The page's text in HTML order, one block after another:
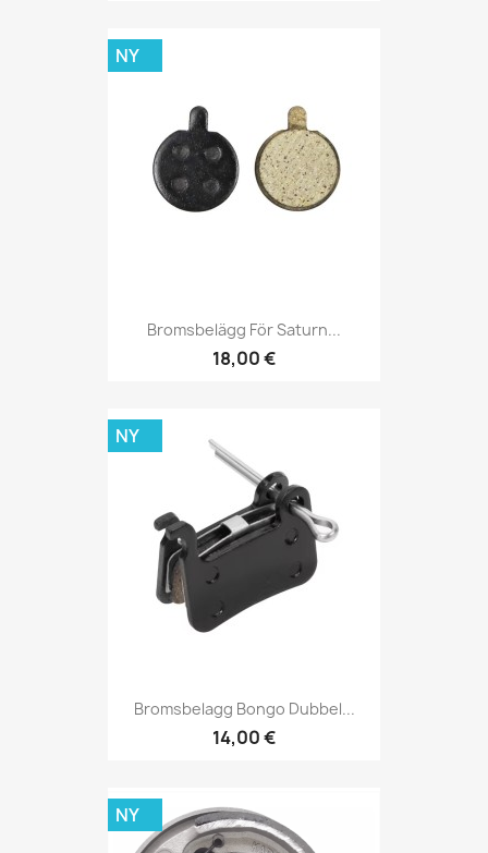
Bromsbelägg För Saturn...
18,00 €
NY
Bromsbelagg Bongo Dubbel...
14,00 €
NY
NY